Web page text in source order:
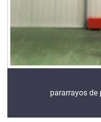
pararrayos de